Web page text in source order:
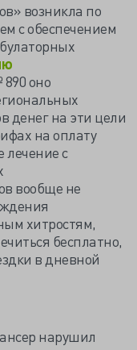
возникла по
с обеспечением
оно
денег на эти цели
на оплату
с
вообще не
хитростям,
бесплатно,
в дневной
нарушил